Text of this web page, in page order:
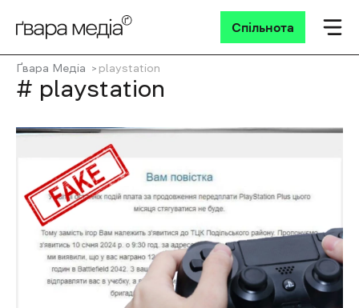
Спільнота
Ґвара Медіа playstation
# playstation